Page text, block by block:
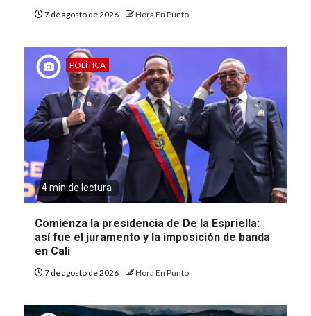
7 de agosto de 2026 Hora En Punto
POLÍTICA
4 min de lectura
Comienza la presidencia de De la Espriella:
así fue el juramento y la imposición de banda
en Cali
7 de agosto de 2026 Hora En Punto